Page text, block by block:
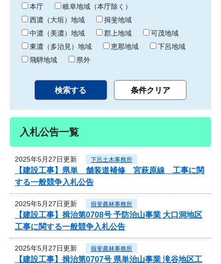
わ
り
本庁
岐阜地域（本庁除く）
西濃（大垣）地域
揖斐地域
中濃（美濃）地域
郡上地域
可茂地域
東濃（多治見）地域
恵那地域
下呂地域
飛騨地域
県外
入札公告一覧
2025年5月27日更新 下呂土木事務所
【建設工事】県単 舗装道補修 宮萩原線 工事に関
する一般競争入札公告
2025年5月27日更新 揖斐農林事務所
【建設工事】揖治第0708号 予防治山事業 大口洞地区
工事に関する一般競争入札公告
2025年5月27日更新 揖斐農林事務所
【建設工事】揖治第0707号 県単治山事業 滝谷地区工